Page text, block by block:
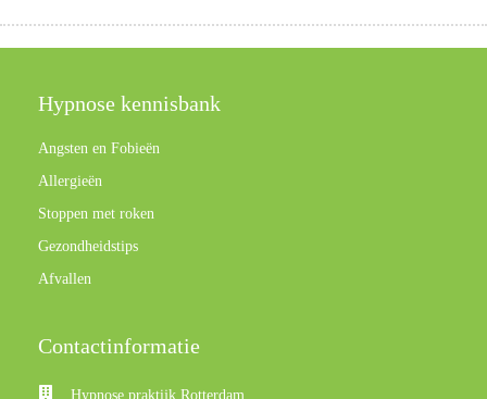
Hypnose kennisbank
Angsten en Fobieën
Allergieën
Stoppen met roken
Gezondheidstips
Afvallen
Contactinformatie
Hypnose praktijk Rotterdam